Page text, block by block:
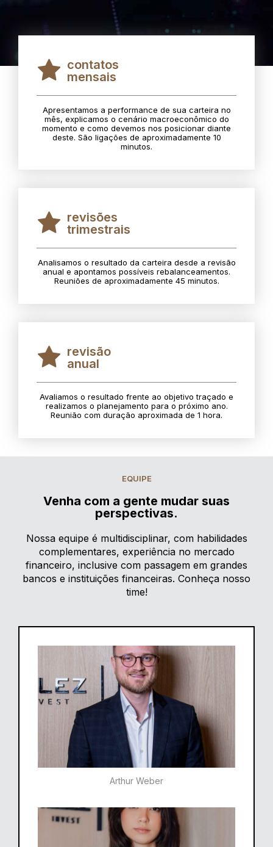
contatos
mensais
Apresentamos a performance de sua carteira no
mês, explicamos o cenário macroeconômico do
momento e como devemos nos posicionar diante
deste. São ligações de aproximadamente 10
minutos.
revisões
trimestrais
Analisamos o resultado da carteira desde a revisão
anual e apontamos possíveis rebalanceamentos.
Reuniões de aproximadamente 45 minutos.
revisão
anual
Avaliamos o resultado frente ao objetivo traçado e
realizamos o planejamento para o próximo ano.
Reunião com duração aproximada de 1 hora.
EQUIPE
Venha com a gente mudar suas
perspectivas.
Nossa equipe é multidisciplinar, com habilidades
complementares, experiência no mercado
financeiro, inclusive com passagem em grandes
bancos e instituições financeiras. Conheça nosso
time!
Arthur Weber